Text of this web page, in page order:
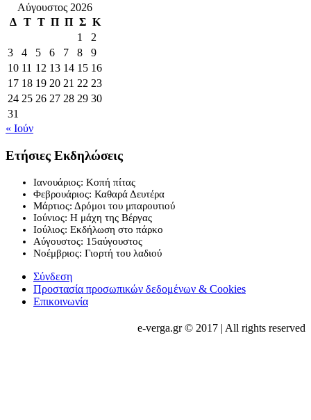
Αύγουστος 2026
Δ Τ Τ Π Π Σ Κ
1
2
3
4 5 6 7 8
9
10 11 12 13 14 15 16
17 18 19 20 21 22 23
24 25 26 27 28 29 30
31
« Ιούν
Ετήσιες Εκδηλώσεις
Ιανουάριος: Κοπή πίτας
Φεβρουάριος: Καθαρά Δευτέρα
Μάρτιος: Δρόμοι του μπαρουτιού
Ιούνιος: Η μάχη της Βέργας
Ιούλιος: Εκδήλωση στο πάρκο
Αύγουστος: 15αύγουστος
Νοέμβριος: Γιορτή του λαδιού
Σύνδεση
Προστασία προσωπικών δεδομένων & Cookies
Επικοινωνία
e-verga.gr © 2017 | All rights reserved